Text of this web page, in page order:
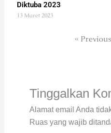
Diktuba 2023
13 Maret 2023
« Previous
Tinggalkan
Alamat email Anda
Ruas yang wajib